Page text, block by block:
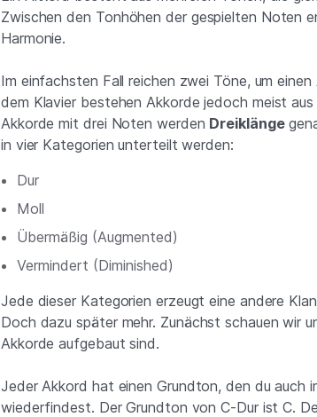
Zwischen den Tonhöhen der gespielten Noten
Harmonie.
Im einfachsten Fall reichen zwei Töne, um
dem Klavier bestehen Akkorde jedoch meist
Akkorde mit drei Noten werden Dreiklänge
in vier Kategorien unterteilt werden:
Dur
Moll
Übermäßig (Augmented)
Vermindert (Diminished)
Jede dieser Kategorien erzeugt eine andere
Doch dazu später mehr. Zunächst schauen wir
Akkorde aufgebaut sind.
Jeder Akkord hat einen Grundton, den du auch
wiederfindest. Der Grundton von C-Dur ist C.